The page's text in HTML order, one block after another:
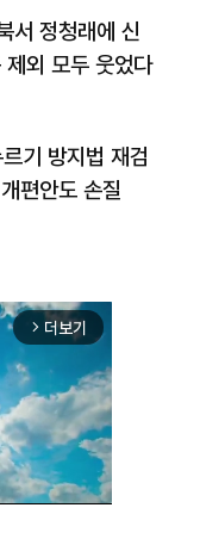
서 정청래에 신
외 모두 웃었다
기 방지법 재검
편안도 손질
arrow_forward_ios 더보기